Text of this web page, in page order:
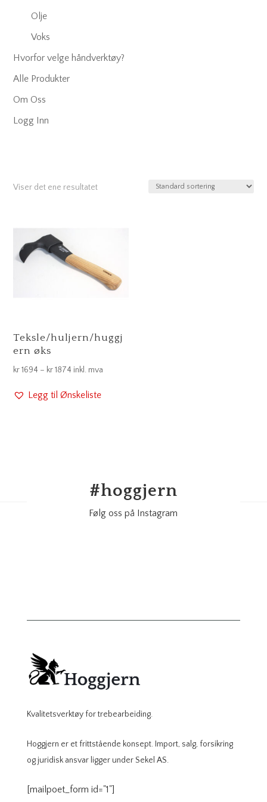
Olje
Voks
Hvorfor velge håndverktøy?
Alle Produkter
Om Oss
Logg Inn
Viser det ene resultatet
Teksle/huljern/huggj
ern øks
kr1694 – kr1874 Prisområde:
til
inkl. mva
Legg til Ønskeliste
#hoggjern
Følg oss på Instagram
Kvalitetsverktøy for trebearbeiding.
Hoggjern er et frittstående konsept. Import, salg, forsikring
og juridisk ansvar ligger under Sekel AS.
[mailpoet_form id="1"]